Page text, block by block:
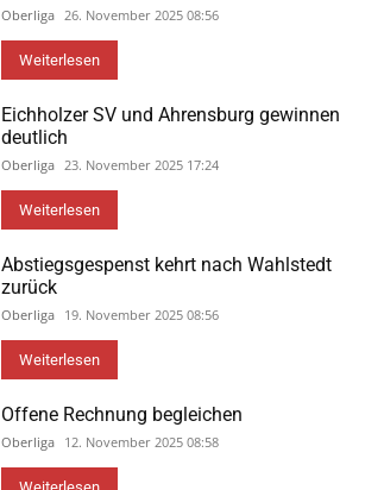
Oberliga 26. November 2025 08:56
Weiterlesen
Eichholzer SV und Ahrensburg gewinnen
deutlich
Oberliga 23. November 2025 17:24
Weiterlesen
Abstiegsgespenst kehrt nach Wahlstedt
zurück
Oberliga 19. November 2025 08:56
Weiterlesen
Offene Rechnung begleichen
Oberliga 12. November 2025 08:58